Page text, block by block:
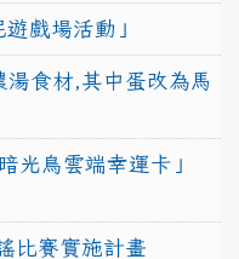
戲場活動」
食材,其中蛋改為馬
光鳥雲端幸運卡」
比賽實施計畫